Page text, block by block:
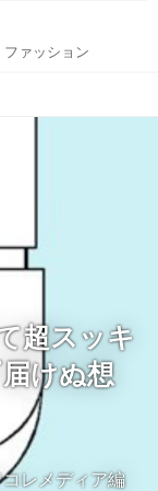
ファッション
超スッキ
けぬ想
コレメディア編